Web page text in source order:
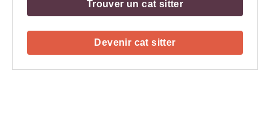
Trouver un cat sitter
Devenir cat sitter